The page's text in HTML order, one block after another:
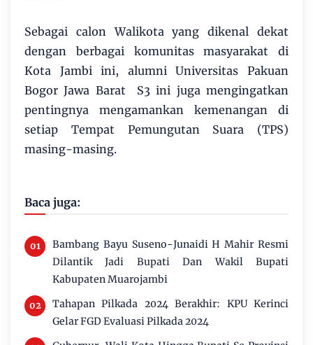
Sebagai calon Walikota yang dikenal dekat
dengan berbagai komunitas masyarakat di
Kota Jambi ini, alumni Universitas Pakuan
Bogor Jawa Barat S3 ini juga mengingatkan
pentingnya mengamankan kemenangan di
setiap Tempat Pemungutan Suara (TPS)
masing-masing.
Baca juga:
Bambang Bayu Suseno-Junaidi H Mahir Resmi
Dilantik Jadi Bupati Dan Wakil Bupati
Kabupaten Muarojambi
Tahapan Pilkada 2024 Berakhir: KPU Kerinci
Gelar FGD Evaluasi Pilkada 2024